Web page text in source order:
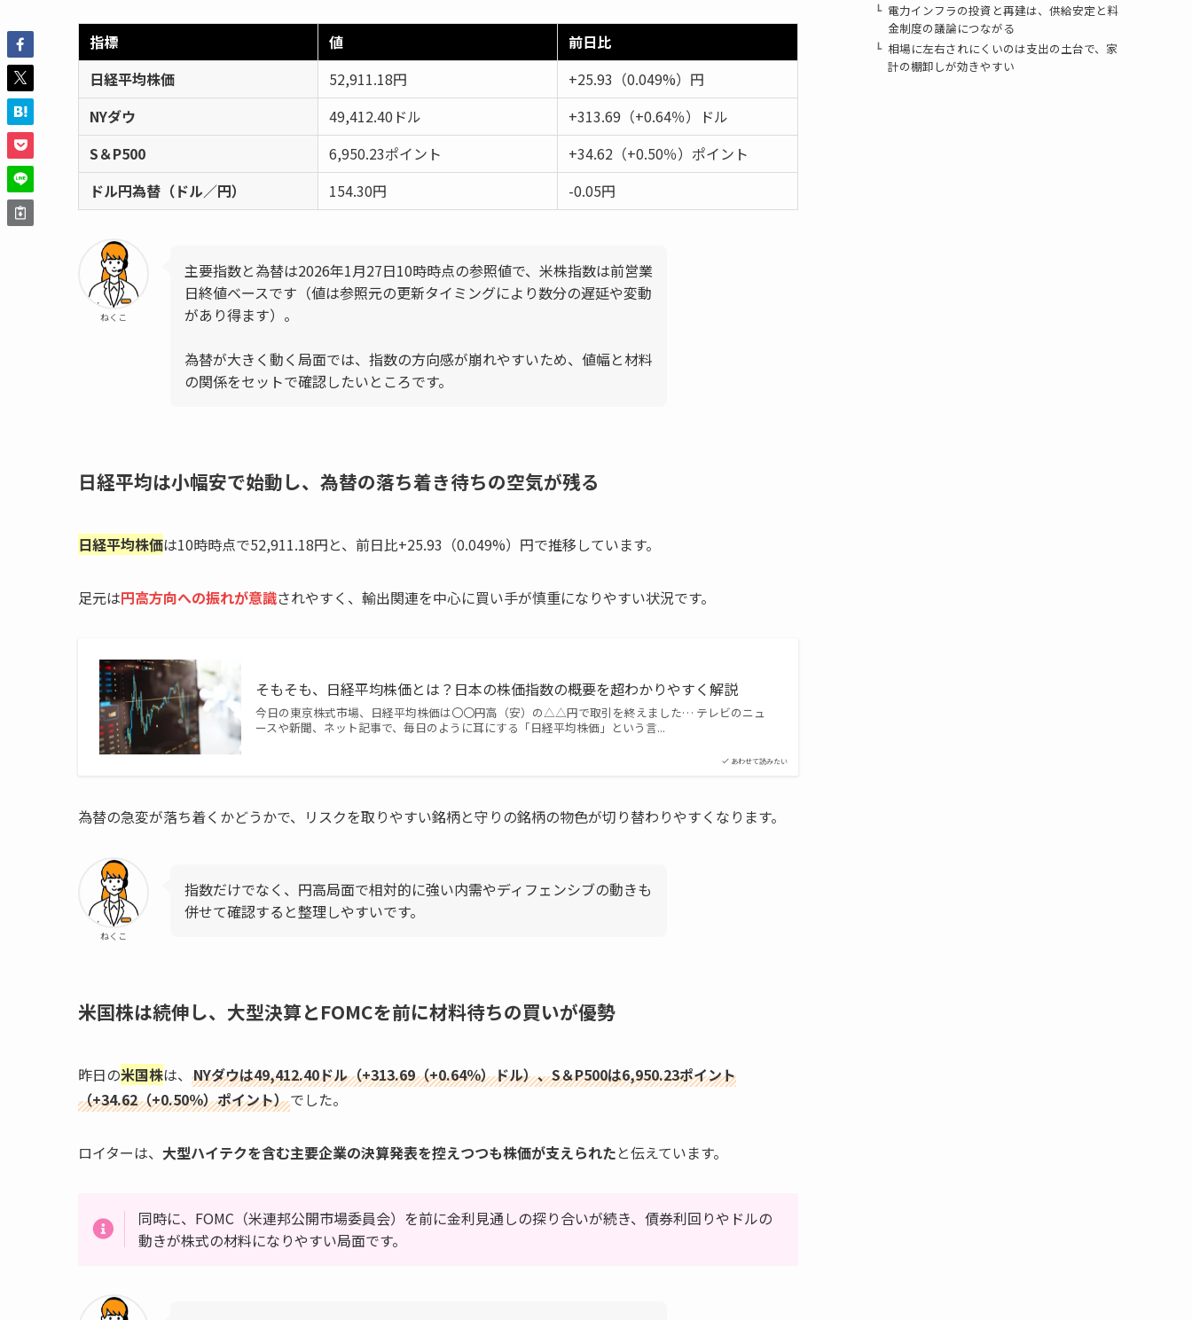
指標 値
前日比
日経平均株価
52,911.18円
+25.93（0.049%）円
NYダウ
49,412.40ドル
+313.69（+0.64％）ドル
S＆P500
6,950.23ポイント
+34.62（+0.50％）ポイント
ドル円為替（ドル／円）
154.30円 -0.05円
ねくこ
主要指数と為替は2026年1月27日10時時点の参照値で、米株指数は前営業
日終値ベースです（値は参照元の更新タイミングにより数分の遅延や変動
があり得ます）。
為替が大きく動く局面では、指数の方向感が崩れやすいため、値幅と材料
の関係をセットで確認したいところです。
日経平均は小幅安で始動し、為替の落ち着き待ちの空気が残る
日経平均株価は10時時点で52,911.18円と、前日比+25.93（0.049%）円で推移しています。
足元は円高方向への振れが意識されやすく、輸出関連を中心に買い手が慎重になりやすい状況です。
あわせて読みたい
そもそも、日経平均株価とは？日本の株価指数の概要を超わかりやすく解説
今日の東京株式市場、日経平均株価は〇〇円高（安）の△△円で取引を終えました… テレビのニュ
ースや新聞、ネット記事で、毎日のように耳にする「日経平均株価」という言...
為替の急変が落ち着くかどうかで、リスクを取りやすい銘柄と守りの銘柄の物色が切り替わりやすくなります。
ねくこ
指数だけでなく、円高局面で相対的に強い内需やディフェンシブの動きも
併せて確認すると整理しやすいです。
米国株は続伸し、大型決算とFOMCを前に材料待ちの買いが優勢
昨日の米国株は、 NYダウは49,412.40ドル（+313.69（+0.64％）ドル）、S＆P500は6,950.23ポイント
（+34.62（+0.50％）ポイント）でした。
ロイターは、 大型ハイテクを含む主要企業の決算発表を控えつつも株価が支えられたと伝えています。
同時に、FOMC（米連邦公開市場委員会）を前に金利見通しの探り合いが続き、債券利回りやドルの
動きが株式の材料になりやすい局面です。
電力インフラの投資と再建は、供給安定と料
金制度の議論につながる
相場に左右されにくいのは支出の土台で、家
計の棚卸しが効きやすい